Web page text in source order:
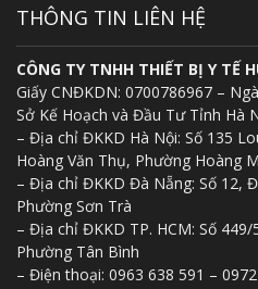
Dao đốt điện
hiệu Hàn Quốc
18.500.000 ₫
dưới
THÔNG TIN LIÊN HỆ
CÔNG TY TNHH THIẾT BỊ Y TẾ
Giấy CNĐKDN: 0700786967 –
Sở Kế Hoạch và Đầu Tư Tỉnh Hà
– Địa chỉ ĐKKD Hà Nội: Số 135
Hoàng Văn Thụ, Phường Hoàng
– Địa chỉ ĐKKD Đà Nẵng: Số 12,
Phường Sơn Trà
– Địa chỉ ĐKKD TP. HCM: Số
Phường Tân Bình
– Điện thoại: 0963 638 591 –